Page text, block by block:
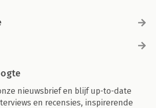
nieuwsbrief en blijf up-to-date
en recensies, inspirerende